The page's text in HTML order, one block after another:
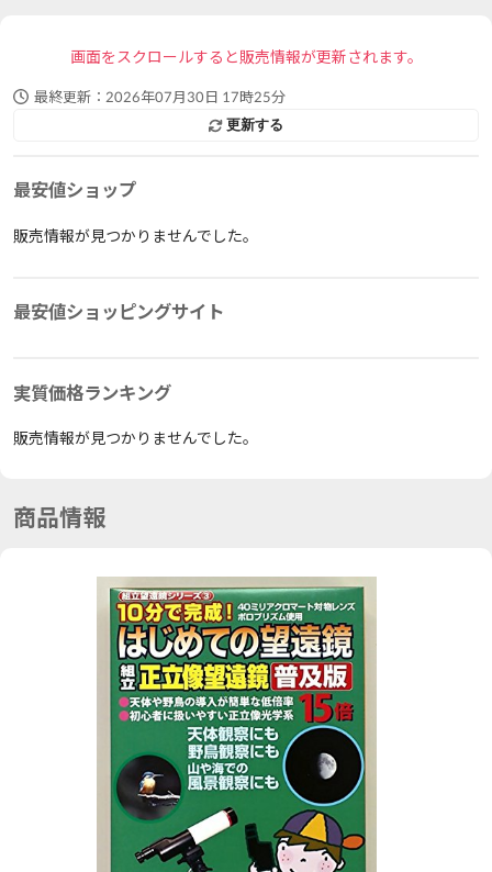
画面をスクロールすると販売情報が更新されます。
最終更新： 2026年07月30日 17時25分
更新する
最安値ショップ
販売情報が見つかりませんでした。
最安値ショッピングサイト
実質価格ランキング
販売情報が見つかりませんでした。
商品情報